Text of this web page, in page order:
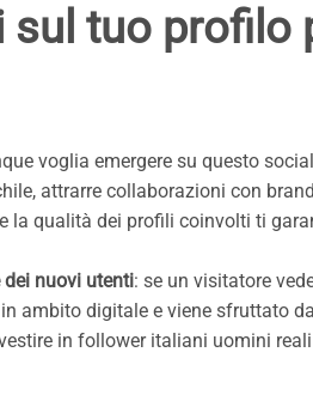
tuo profilo
voglia emergere su questo
attrarre collaborazioni con
la qualità dei profili coinvolti ti
nuovi utenti: se un visitatore
ambito digitale e viene sfruttato da
in follower italiani uomini